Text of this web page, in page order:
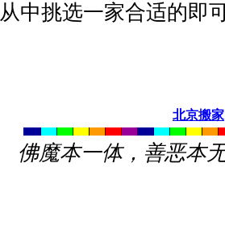
从中挑选一家合适的即
北京搬家
佛魔本一体，善恶本